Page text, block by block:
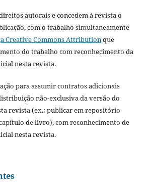
autorais e concedem à revista o
com o trabalho simultaneamente
Creative Commons Attributionque
do trabalho com reconhecimento da
nesta revista.
para assumir contratos adicionais
não-exclusiva da versão do
revista (ex.: publicar em repositório
de livro), com reconhecimento de
nesta revista.